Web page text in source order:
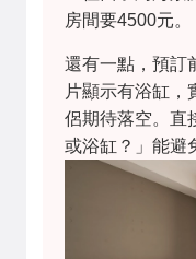
房間要4500元。
還有一點，預訂
片顯示有浴缸，
侶期待落空。直
或浴缸？」能避